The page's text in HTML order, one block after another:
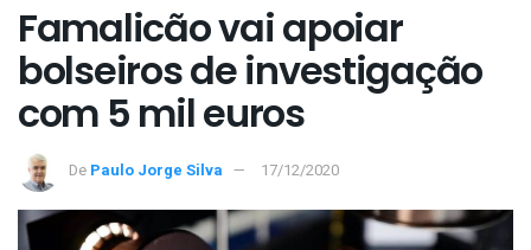
Famalicão vai apoiar
bolseiros de investigação
com 5 mil euros
De Paulo Jorge Silva 17/12/2020